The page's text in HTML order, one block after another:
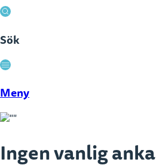
Sök
Stäng
Meny
Ingen vanlig anka